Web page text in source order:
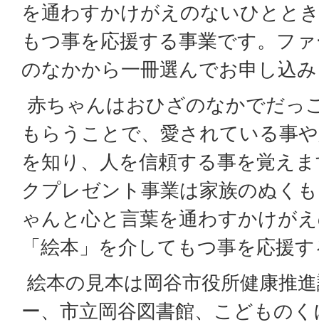
を通わすかけがえのないひとと
もつ事を応援する事業です。フ
のなかから一冊選んでお申し込
赤ちゃんはおひざのなかでだっ
もらうことで、愛されている事
を知り、人を信頼する事を覚え
クプレゼント事業は家族のぬく
ゃんと心と言葉を通わすかけが
「絵本」を介してもつ事を応援
絵本の見本は岡谷市役所健康推
ー、市立岡谷図書館、こどもの